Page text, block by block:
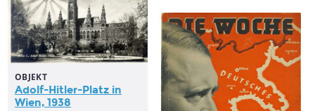
OBJEKT
Adolf-Hitler-Platz in
Wien, 1938